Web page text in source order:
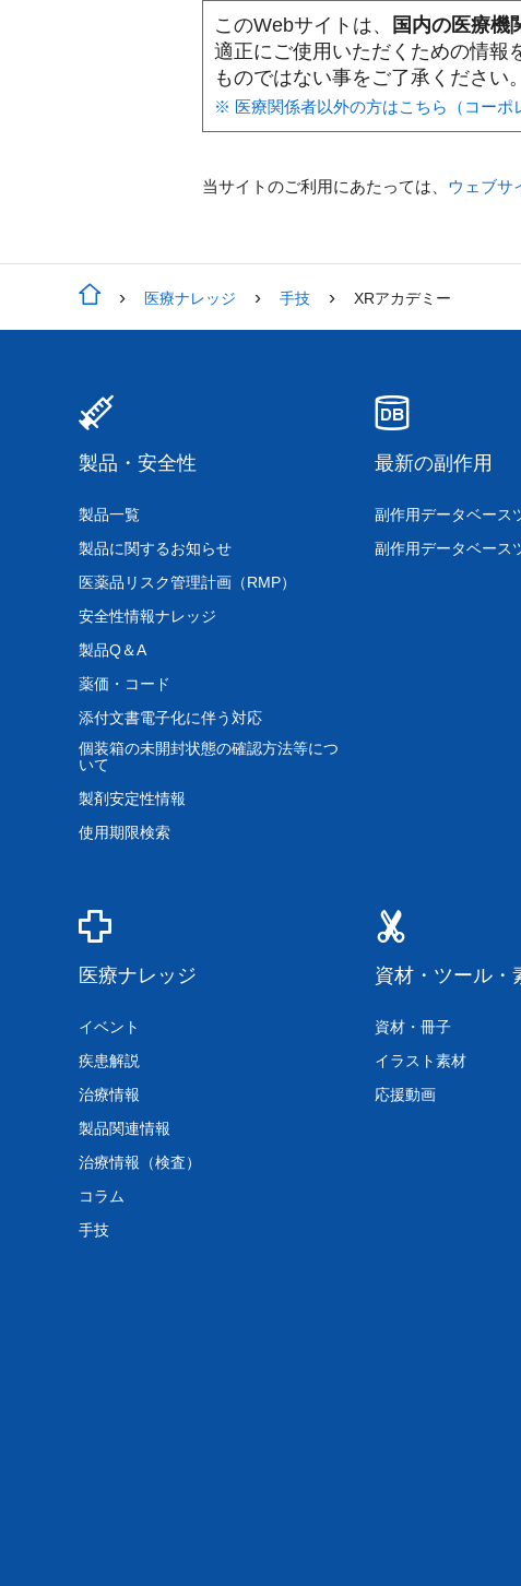
このWebサイトは、 国内の医療機
適正にご使用いただくための情報
ものではない事をご了承ください。
※ 医療関係者以外の方はこちら（コーポ
当サイトのご利用にあたっては、 ウェブサ
医療ナレッジ 手技 XRアカデミー
製品・安全性
製品一覧
製品に関するお知らせ
医薬品リスク管理計画（RMP）
安全性情報ナレッジ
製品Q＆A
薬価・コード
添付文書電子化に伴う対応
個装箱の未開封状態の確認方法等につ
いて
製剤安定性情報
使用期限検索
最新の副作用
副作用データベース
副作用データベース
医療ナレッジ
イベント
疾患解説
治療情報
製品関連情報
治療情報（検査）
コラム
手技
資材・ツール・
資材・冊子
イラスト素材
応援動画